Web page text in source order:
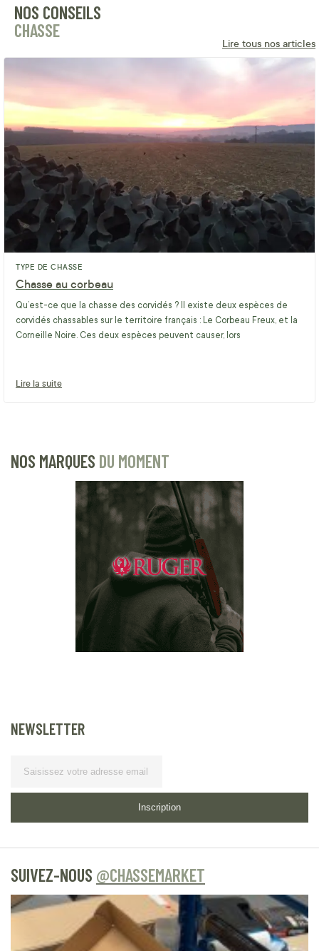
NOS CONSEILS
CHASSE
Lire tous nos articles
TYPE DE CHASSE
Chasse au corbeau
Qu’est-ce que la chasse des corvidés ? Il existe deux espèces de
corvidés chassables sur le territoire français : Le Corbeau Freux, et la
Corneille Noire. Ces deux espèces peuvent causer, lors
Lire la suite
NOS MARQUES DU MOMENT
NEWSLETTER
Inscription
SUIVEZ-NOUS @CHASSEMARKET